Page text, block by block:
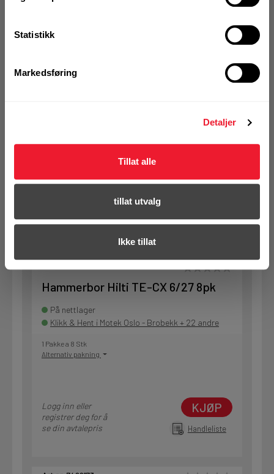
Statistikk
Markedsføring
Detaljer
Tillat alle
tillat utvalg
Ikke tillat
Hammerbor Hilti TE-CX 6/22 16pk
Alternativ pakning
se din avtalepris
Handleliste
Hammerbor Hilti TE-CX 6/27 8pk
På nettlager
Klikk & Hent i Motek Oslo - Brobekk + 22 andre
1 Pakke a 8 Stk
Alternativ pakning
Logg inn eller
registrer deg for å
se din avtalepris
KJØP
Handleliste